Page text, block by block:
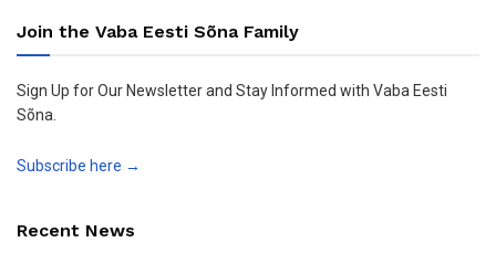
Join the Vaba Eesti Sõna Family
Sign Up for Our Newsletter and Stay Informed with Vaba Eesti
Sõna.
Subscribe here →
Recent News